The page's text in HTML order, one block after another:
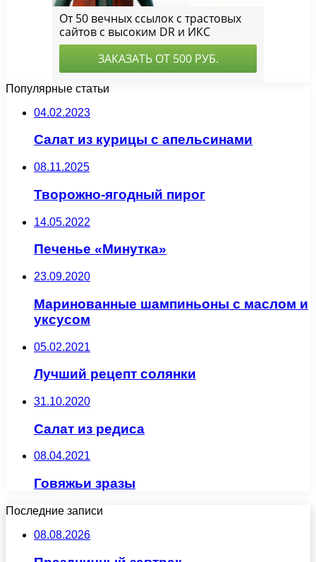
Популярные статьи
04.02.2023
Салат из курицы с апельсинами
08.11.2025
Творожно-ягодный пирог
14.05.2022
Печенье «Минутка»
23.09.2020
Маринованные шампиньоны с маслом и
уксусом
05.02.2021
Лучший рецепт солянки
31.10.2020
Салат из редиса
08.04.2021
Говяжьи зразы
Последние записи
08.08.2026